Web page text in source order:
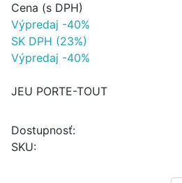
Cena (s DPH)
Výpredaj -40%
SK DPH (23%)
Výpredaj -40%
JEU PORTE-TOUT
Dostupnosť:
SKU: